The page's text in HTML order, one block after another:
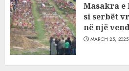
Masakra e
si serbët
në një
MARCH 25, 2025